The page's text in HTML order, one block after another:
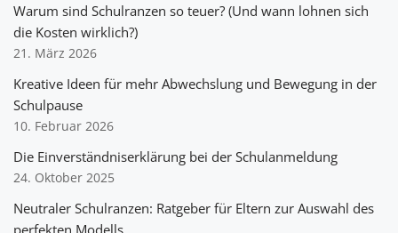
Warum sind Schulranzen so teuer? (Und wann lohnen sich
die Kosten wirklich?)
21. März 2026
Kreative Ideen für mehr Abwechslung und Bewegung in der
Schulpause
10. Februar 2026
Die Einverständniserklärung bei der Schulanmeldung
24. Oktober 2025
Neutraler Schulranzen: Ratgeber für Eltern zur Auswahl des
perfekten Modells